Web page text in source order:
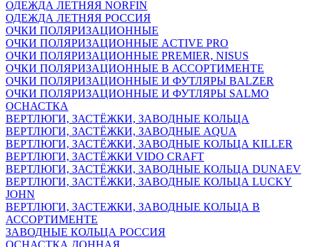
ОДЕЖДА ЛЕТНЯЯ NORFIN
ОДЕЖДА ЛЕТНЯЯ РОССИЯ
ОЧКИ ПОЛЯРИЗАЦИОННЫЕ
ОЧКИ ПОЛЯРИЗАЦИОННЫЕ ACTIVE PRO
ОЧКИ ПОЛЯРИЗАЦИОННЫЕ PREMIER, NISUS
ОЧКИ ПОЛЯРИЗАЦИОННЫЕ В АССОРТИМЕНТЕ
ОЧКИ ПОЛЯРИЗАЦИОННЫЕ И ФУТЛЯРЫ BALZER
ОЧКИ ПОЛЯРИЗАЦИОННЫЕ И ФУТЛЯРЫ SALMO
ОСНАСТКА
ВЕРТЛЮГИ, ЗАСТЁЖКИ, ЗАВОДНЫЕ КОЛЬЦА
ВЕРТЛЮГИ, ЗАСТЁЖКИ, ЗАВОДНЫЕ AQUA
ВЕРТЛЮГИ, ЗАСТЁЖКИ, ЗАВОДНЫЕ КОЛЬЦА KILLER
ВЕРТЛЮГИ, ЗАСТЁЖКИ VIDO CRAFT
ВЕРТЛЮГИ, ЗАСТЁЖКИ, ЗАВОДНЫЕ КОЛЬЦА DUNAEV
ВЕРТЛЮГИ, ЗАСТЁЖКИ, ЗАВОДНЫЕ КОЛЬЦА LUCKY
JOHN
ВЕРТЛЮГИ, ЗАСТЕЖКИ, ЗАВОДНЫЕ КОЛЬЦА В
АССОРТИМЕНТЕ
ЗАВОДНЫЕ КОЛЬЦА РОССИЯ
ОСНАСТКА ДОННАЯ